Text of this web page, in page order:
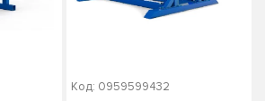
Код: 0959599432